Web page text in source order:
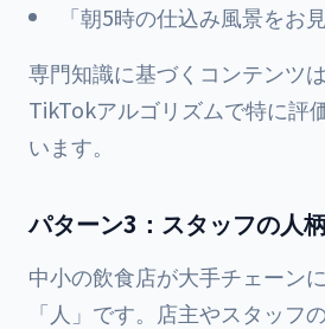
「朝5時の仕込み風景をお
専門知識に基づくコンテンツ
TikTokアルゴリズムで特に評
います。
パターン3：スタッフの人
中小の飲食店が大手チェーン
「人」です。店主やスタッフ